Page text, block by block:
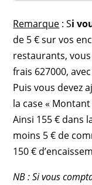
Remarque : Si
de 5 € sur vos
restaurants,
frais 627000,
Puis vous devez
la case «
Ainsi 155 € dans
moins 5 € de
150 €
NB : Si vous